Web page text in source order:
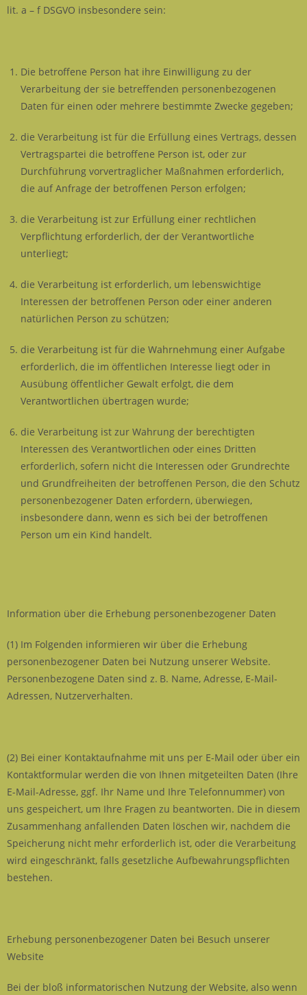
lit. a – f DSGVO insbesondere sein:
Die betroffene Person hat ihre Einwilligung zu der
Verarbeitung der sie betreffenden personenbezogenen
Daten für einen oder mehrere bestimmte Zwecke gegeben;
die Verarbeitung ist für die Erfüllung eines Vertrags, dessen
Vertragspartei die betroffene Person ist, oder zur
Durchführung vorvertraglicher Maßnahmen erforderlich,
die auf Anfrage der betroffenen Person erfolgen;
die Verarbeitung ist zur Erfüllung einer rechtlichen
Verpflichtung erforderlich, der der Verantwortliche
unterliegt;
die Verarbeitung ist erforderlich, um lebenswichtige
Interessen der betroffenen Person oder einer anderen
natürlichen Person zu schützen;
die Verarbeitung ist für die Wahrnehmung einer Aufgabe
erforderlich, die im öffentlichen Interesse liegt oder in
Ausübung öffentlicher Gewalt erfolgt, die dem
Verantwortlichen übertragen wurde;
die Verarbeitung ist zur Wahrung der berechtigten
Interessen des Verantwortlichen oder eines Dritten
erforderlich, sofern nicht die Interessen oder Grundrechte
und Grundfreiheiten der betroffenen Person, die den Schutz
personenbezogener Daten erfordern, überwiegen,
insbesondere dann, wenn es sich bei der betroffenen
Person um ein Kind handelt.
Information über die Erhebung personenbezogener Daten
(1) Im Folgenden informieren wir über die Erhebung
personenbezogener Daten bei Nutzung unserer Website.
Personenbezogene Daten sind z. B. Name, Adresse, E-Mail-
Adressen, Nutzerverhalten.
(2) Bei einer Kontaktaufnahme mit uns per E-Mail oder über ein
Kontaktformular werden die von Ihnen mitgeteilten Daten (Ihre
E-Mail-Adresse, ggf. Ihr Name und Ihre Telefonnummer) von
uns gespeichert, um Ihre Fragen zu beantworten. Die in diesem
Zusammenhang anfallenden Daten löschen wir, nachdem die
Speicherung nicht mehr erforderlich ist, oder die Verarbeitung
wird eingeschränkt, falls gesetzliche Aufbewahrungspflichten
bestehen.
Erhebung personenbezogener Daten bei Besuch unserer
Website
Bei der bloß informatorischen Nutzung der Website, also wenn